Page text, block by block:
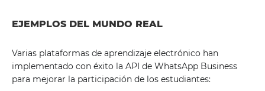
EJEMPLOS DEL MUNDO REAL
Varias plataformas de aprendizaje electrónico han
implementado con éxito la API de WhatsApp Business
para mejorar la participación de los estudiantes: